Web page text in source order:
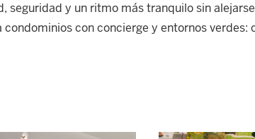
seguridad y un ritmo más tranquilo sin
con concierge y entornos